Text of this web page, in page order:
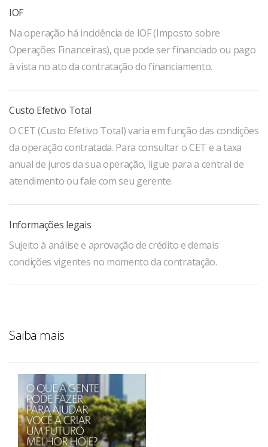
IOF
Na operação há incidência de IOF (Imposto sobre
Operações Financeiras), que pode ser financiado ou pago
à vista no ato da contratação do financiamento.
Custo Efetivo Total
O CET (Custo Efetivo Total) varia em função das condições
da operação contratada. Para consultar o CET e a taxa
anual de juros da sua operação, ligue para a central de
atendimento ou fale com seu gerente.
Informações legais
Sujeito à análise e aprovação de crédito e demais
condições vigentes no momento da contratação.
Saiba mais